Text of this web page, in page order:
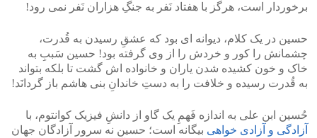
برخوردار است، هرگز با هفتاد نَفر به جنگِ هزاران نَفر نمی رود!
حسین در یک کلام، دیوانه ای بود که عشقِ رسیدن به قُدرت،
چشمانش را کور و خردش را از وی گرفته بود! حسین سَببِ به
خاک و خون کشیده شدن یاران و خانواده اش گشت تا بلکه بتواند
به قُدرت رسیده و خلافت را به دستِ خاندانِ بنی هاشم باز گردانَد!
حُسین ابن علی به اندازه فَهمِ یک گاو از دانشِ فیزیک کوانتوم، با
آزادگی و آزادی خواهی بیگانه است؛ حسین نه سرور آزادگان جهان